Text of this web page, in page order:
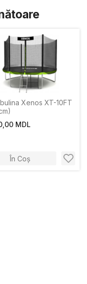
Xenos XT-10FT
MDL
În Coș